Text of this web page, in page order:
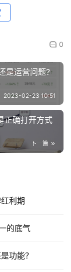
0
是运营问题?
2023-02-23 10:51
正确打开方式
下一篇
利期
的底气
功能？